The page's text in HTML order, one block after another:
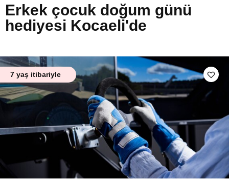
Erkek çocuk doğum günü
hediyesi Kocaeli'de
7 yaş itibariyle